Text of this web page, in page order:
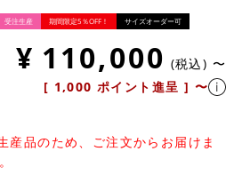
受注生産 期間限定5％OFF！ サイズオーダー可
¥ 110,000 税込
〜
[ 1,000 ポイント進呈 ] 〜
産品のため、ご注文からお届けま